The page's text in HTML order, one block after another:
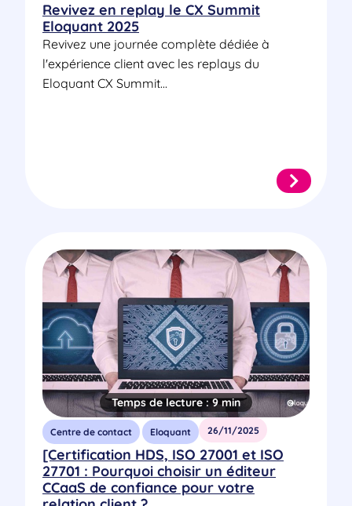
Revivez en replay le CX Summit
Eloquant 2025
Revivez une journée complète dédiée à
l'expérience client avec les replays du
Eloquant CX Summit...
Temps de lecture :9 min
Centre de contact Eloquant 26/11/2025
[Certification HDS, ISO 27001 et ISO
27701 : Pourquoi choisir un éditeur
CCaaS de confiance pour votre